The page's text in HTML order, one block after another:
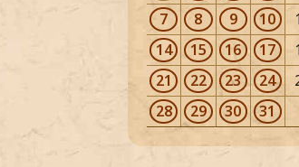
7
8 9 10
14
15 16 17
21
22 23 24
28
29 30 31